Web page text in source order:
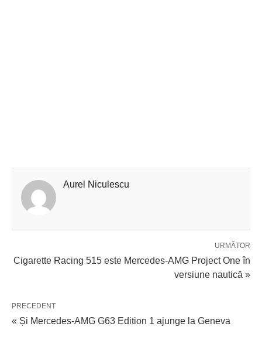
Aurel Niculescu
URMĂTOR
Cigarette Racing 515 este Mercedes-AMG Project One în
versiune nautică »
PRECEDENT
« Și Mercedes-AMG G63 Edition 1 ajunge la Geneva